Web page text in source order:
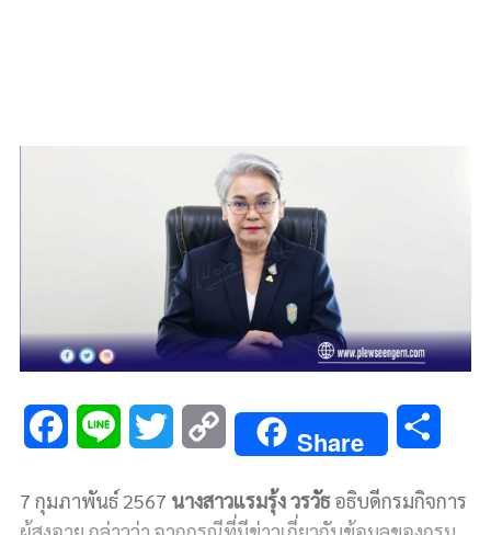
c
n
i
p
Share
a
7 กุมภาพันธ์ 2567 นางสาวแรมรุ้ง วรวัธอธิบดีกรมกิจการ